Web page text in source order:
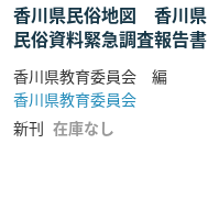
香川県民俗地図 香川県
民俗資料緊急調査報告書
香川県教育委員会 編
香川県教育委員会
新刊 在庫なし